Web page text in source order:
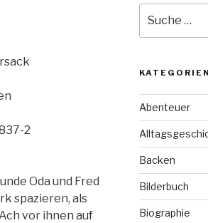
2
Oda und Fred
spazieren, als
vor ihnen auf
nach:
KATEGORIEN
Abenteuer
Backen
Bilderbuch
Biographie